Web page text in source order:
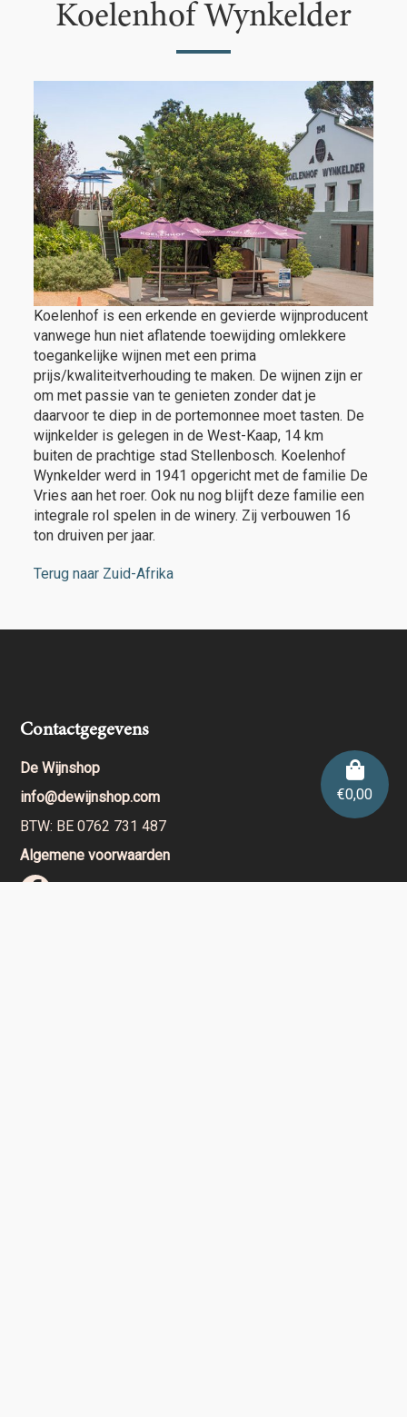
€0,00
Koelenhof Wynkelder
Koelenhof is een erkende en gevierde wijnproducent
vanwege hun niet aflatende toewijding omlekkere
toegankelijke wijnen met een prima
prijs/kwaliteitverhouding te maken. De wijnen zijn er
om met passie van te genieten zonder dat je
daarvoor te diep in de portemonnee moet tasten. De
wijnkelder is gelegen in de West-Kaap, 14 km
buiten de prachtige stad Stellenbosch. Koelenhof
Wynkelder werd in 1941 opgericht met de familie De
Vries aan het roer. Ook nu nog blijft deze familie een
integrale rol spelen in de winery. Zij verbouwen 16
ton druiven per jaar.
Terug naar Zuid-Afrika
Contactgegevens
De Wijnshop
info@dewijnshop.com
BTW: BE 0762 731 487
Algemene voorwaarden